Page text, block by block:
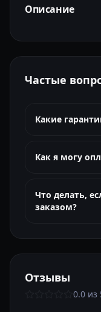
Описание
Частые
Какие
Как я могу
Что делать,
заказом?
Отзывы
0.0 из